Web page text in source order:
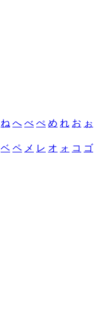
ね へ べ ぺ め れ お ぉ
ベ ペ メ レ オ ォ コ ゴ